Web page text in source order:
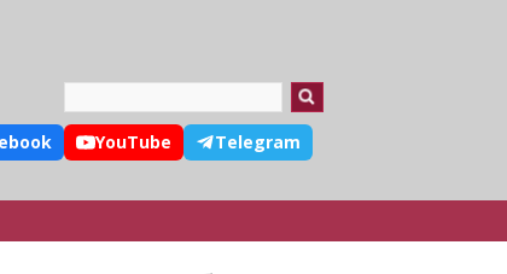
YouTube Telegram